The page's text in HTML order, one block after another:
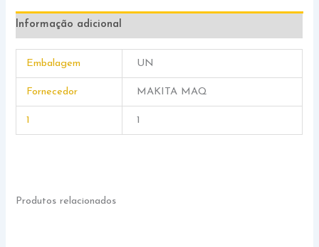
Informação adicional
Embalagem UN
Fornecedor MAKITA MAQ
1 1
Produtos relacionados